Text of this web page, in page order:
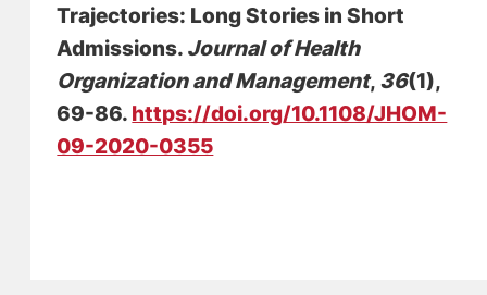
Trajectories: Long Stories in Short
Admissions. Journal of Health
Organization and Management, 36(1),
69-86. https://doi.org/10.1108/JHOM-
09-2020-0355